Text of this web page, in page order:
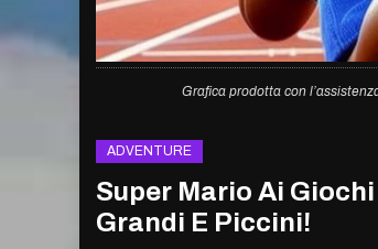
Grafica prodotta con
ADVENTURE
Super Mario Ai
Grandi E Piccini!